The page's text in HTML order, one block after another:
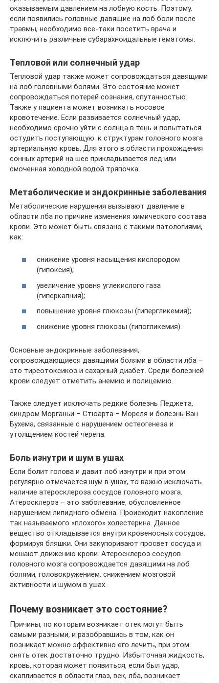
оказываемым давлением на лобную кость. Поэтому,
если появились головные давящие на лоб боли после
травмы, необходимо все-таки посетить врача и
исключить различные субарахноидальные гематомы.
Тепловой или солнечный удар
Тепловой удар также может сопровождаться давящими
на лоб головными болями. Это состояние может
сопровождаться потерей сознания, спутанностью.
Также у пациента может возникать носовое
кровотечение. Если развивается солнечный удар,
необходимо срочно уйти с солнца в тень и попытаться
остудить поступающую. к структурам головного мозга
артериальную кровь. Для этого в области прохождения
сонных артерий на шее прикладывается лед или
смоченная холодной водой тряпочка.
Метаболические и эндокринные заболевания
Метаболические нарушения вызывают давление в
области лба по причине изменения химического состава
крови. Это может быть связано с такими патологиями,
как:
снижение уровня насыщения кислородом
(гипоксия);
увеличение уровня углекислого газа
(гиперкапния);
повышение уровня глюкозы (гипергликемия);
снижение уровня глюкозы (гипогликемия).
Основные эндокринные заболевания,
сопровождающиеся давящими болями в области лба –
это тиреотоксикоз и сахарный диабет. Среди болезней
крови следует отметить анемию и полицемию.
Также следует исключать редкие болезнь Педжета,
синдром Морганьи – Стюарта – Мореля и болезнь Ван
Бухема, связанные с нарушением остеогенеза и
утолщением костей черепа.
Боль изнутри и шум в ушах
Если болит голова и давит лоб изнутри и при этом
регулярно отмечается шум в ушах, то важно исключать
наличие атеросклероза сосудов головного мозга.
Атеросклероз – это заболевание, обусловленное
нарушением липидного обмена. Происходит накопление
так называемого «плохого» холестерина. Данное
вещество откладывается внутри кровеносных сосудов,
формируя бляшки. Они закупоривают просвет сосуда и
мешают движению крови. Атеросклероз сосудов
головного мозга сопровождается давящими на лоб
болями, головокружением, снижением мозговой
активности и шумом в ушах.
Почему возникает это состояние?
Причины, по которым возникает отек могут быть
самыми разными, и разобравшись в том, как он
возникает можно эффективно его лечить, при этом
снять отек достаточно трудно. Избыточная жидкость,
кровь, которая может появиться, если был удар,
скапливается в области глаз, век, лба, возникает